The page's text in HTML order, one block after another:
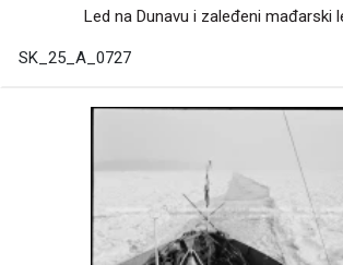
Led na Dunavu i zaleđeni mađarski
SK_25_A_0727